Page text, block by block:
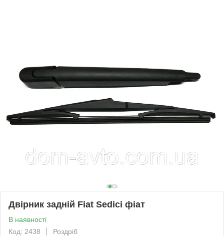
Двірник задній Fiat Sedici фіат
В наявності
Код: 2438
Роздріб